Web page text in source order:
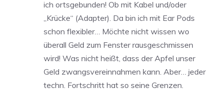
ich ortsgebunden! Ob mit Kabel und/oder
„Krücke“ (Adapter). Da bin ich mit Ear Pods
schon flexibler… Möchte nicht wissen wo
überall Geld zum Fenster rausgeschmissen
wird! Was nicht heißt, dass der Apfel unser
Geld zwangsvereinnahmen kann. Aber… jeder
techn. Fortschritt hat so seine Grenzen.